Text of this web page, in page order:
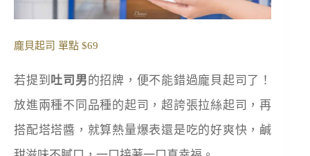
龐貝起司 單點 $69
若提到 吐司男的招牌，便不能錯過龐貝起司了！
放進兩種不同品種的起司，超誇張拉絲起司，再
搭配塔塔醬，就算熱量爆表還是吃的好爽快，鹹